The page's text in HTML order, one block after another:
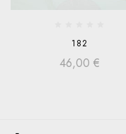
182
46,00 €